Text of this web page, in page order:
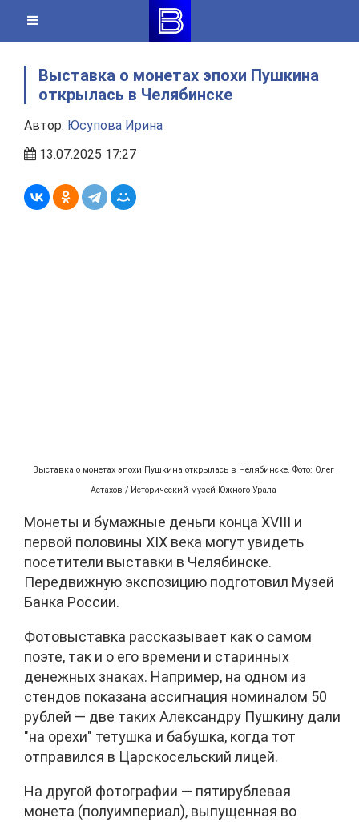
content
Выставка о монетах эпохи Пушкина
открылась в Челябинске
Автор: Юсупова Ирина
13.07.2025 17:27
Выставка о монетах эпохи Пушкина открылась в Челябинске. Фото: Олег
Астахов / Исторический музей Южного Урала
Монеты и бумажные деньги конца XVIII и
первой половины XIX века могут увидеть
посетители выставки в Челябинске.
Передвижную экспозицию подготовил Музей
Банка России.
Фотовыставка рассказывает как о самом
поэте, так и о его времени и старинных
денежных знаках. Например, на одном из
стендов показана ассигнация номиналом 50
рублей — две таких Александру Пушкину дали
"на орехи" тетушка и бабушка, когда тот
отправился в Царскосельский лицей.
На другой фотографии — пятирублевая
монета (полуимпериал), выпущенная во